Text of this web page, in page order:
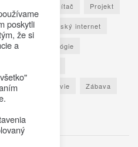
Počítač Projekt
Slovenský internet
Technológie
Zdravie Zábava
poskytli
že si
a